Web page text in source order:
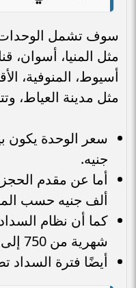
سوف تشمل الوحدات
مثل المنيا، أسوان،
أسيوط، المنوفية،
مثل مدينة العياط،
جنيه.
ألف جنيه حسب
كما أن نظام
شهرية من 750 إلى 1300 جنيه.
أيضًا فترة السداد تصل